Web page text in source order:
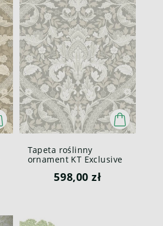
Tapeta roślinny
ornament KT Exclusive
British Heritage III
598,00 zł